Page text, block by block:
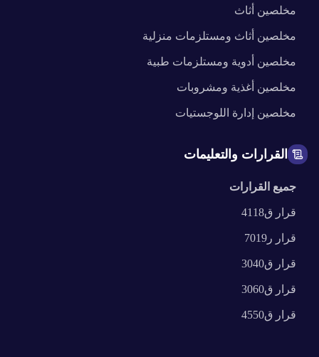
مخلصين أثاث
مخلصين أثاث ومستلزمات منزلية
مخلصين أدوية ومستلزمات طبية
مخلصين أغذية ومشروبات
مخلصين إدارة اللوجستيات
القرارات والتعليمات
جميع القرارات
قرار ق4118
قرار ر7019
قرار ق3040
قرار ق3060
قرار ق4550